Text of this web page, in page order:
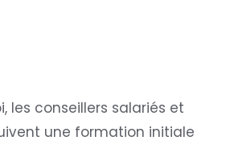
les conseillers salariés et
une formation initiale